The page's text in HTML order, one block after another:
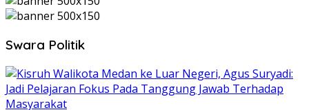
Swara Politik